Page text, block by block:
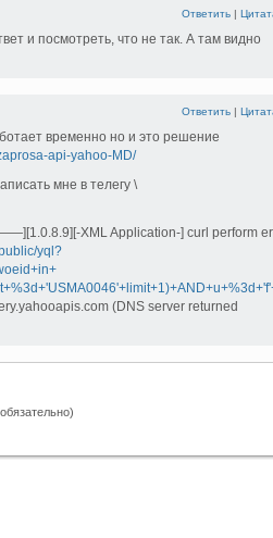
Ответить |
и посмотреть, что не так. А там видно
Ответить |
временно но и это решение
api-yahoo-MD/
мне в телегу \
XML Application-] curl perform
yql?
(DNS server returned